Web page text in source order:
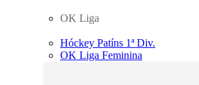
OK Liga
Hóckey Patíns 1ª Div.
OK Liga Feminina